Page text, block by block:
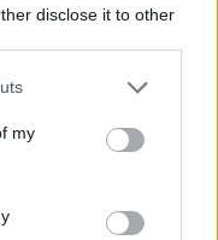
disclose it to other
my